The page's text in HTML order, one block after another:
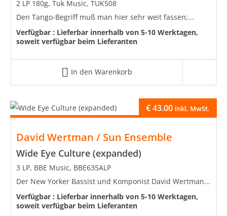
2 LP 180g, Tuk Music, TUK508
Den Tango-Begriff muß man hier sehr weit fassen;...
Verfügbar : Lieferbar innerhalb von 5-10 Werktagen,
soweit verfügbar beim Lieferanten
In den Warenkorb
David Wertman / Sun Ensemble
Wide Eye Culture (expanded)
€43.00 inkl. MwSt.
3 LP, BBE Music, BBE635ALP
Der New Yorker Bassist und Komponist David Wertman...
Verfügbar : Lieferbar innerhalb von 5-10 Werktagen,
soweit verfügbar beim Lieferanten